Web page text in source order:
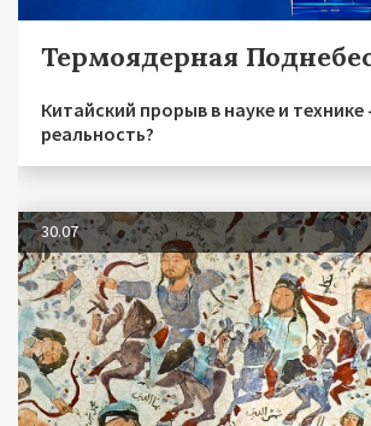
Термоядерная
Китайский прорыв в науке и
реальность?
30.07